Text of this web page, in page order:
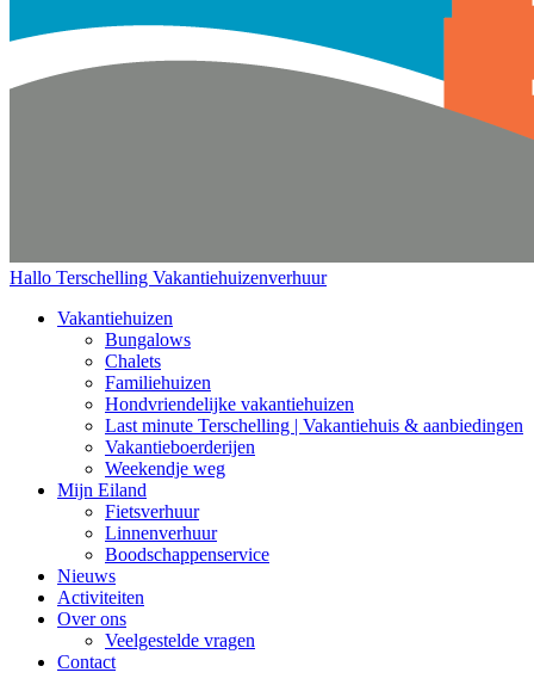
Hallo Terschelling Vakantiehuizenverhuur
Vakantiehuizen
Bungalows
Chalets
Familiehuizen
Hondvriendelijke vakantiehuizen
Last minute Terschelling | Vakantiehuis & aanbiedingen
Vakantieboerderijen
Weekendje weg
Mijn Eiland
Fietsverhuur
Linnenverhuur
Boodschappenservice
Nieuws
Activiteiten
Over ons
Veelgestelde vragen
Contact